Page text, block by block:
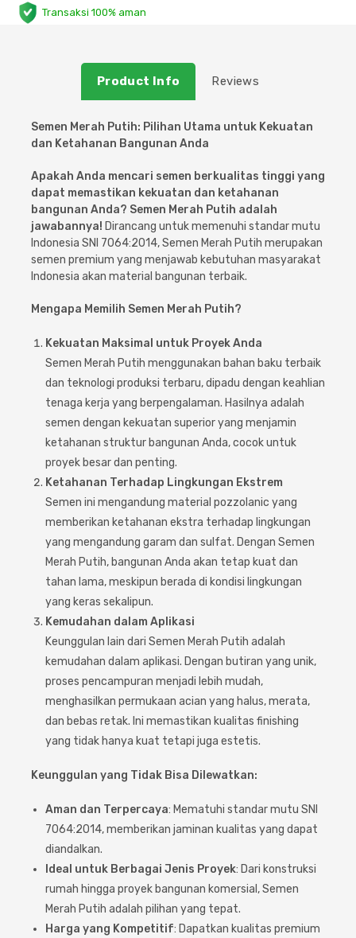
Sanitari & Aksesorisnya
Peralatan & Perkakas
Aksesoris Perabot
Scaffolding
Konstruksi
Cat dan Kimia
Saniter
Besi Profil & Plat
Besi Profil & Baja
Semen & Sejenisnya
Pompa dan Pipa
Transaksi 100% aman
Product Info Reviews
Semen Merah Putih: Pilihan Utama untuk Kekuatan
dan Ketahanan Bangunan Anda
Apakah Anda mencari semen berkualitas tinggi yang
dapat memastikan kekuatan dan ketahanan
bangunan Anda? Semen Merah Putih adalah
jawabannya! Dirancang untuk memenuhi standar mutu
Indonesia SNI 7064:2014, Semen Merah Putih merupakan
semen premium yang menjawab kebutuhan masyarakat
Indonesia akan material bangunan terbaik.
Mengapa Memilih Semen Merah Putih?
Kekuatan Maksimal untuk Proyek Anda
Semen Merah Putih menggunakan bahan baku terbaik
dan teknologi produksi terbaru, dipadu dengan keahlian
tenaga kerja yang berpengalaman. Hasilnya adalah
semen dengan kekuatan superior yang menjamin
ketahanan struktur bangunan Anda, cocok untuk
proyek besar dan penting.
Ketahanan Terhadap Lingkungan Ekstrem
Semen ini mengandung material pozzolanic yang
memberikan ketahanan ekstra terhadap lingkungan
yang mengandung garam dan sulfat. Dengan Semen
Merah Putih, bangunan Anda akan tetap kuat dan
tahan lama, meskipun berada di kondisi lingkungan
yang keras sekalipun.
Kemudahan dalam Aplikasi
Keunggulan lain dari Semen Merah Putih adalah
kemudahan dalam aplikasi. Dengan butiran yang unik,
proses pencampuran menjadi lebih mudah,
menghasilkan permukaan acian yang halus, merata,
dan bebas retak. Ini memastikan kualitas finishing
yang tidak hanya kuat tetapi juga estetis.
Keunggulan yang Tidak Bisa Dilewatkan:
Aman dan Terpercaya: Mematuhi standar mutu SNI
7064:2014, memberikan jaminan kualitas yang dapat
diandalkan.
Ideal untuk Berbagai Jenis Proyek: Dari konstruksi
rumah hingga proyek bangunan komersial, Semen
Merah Putih adalah pilihan yang tepat.
Harga yang Kompetitif: Dapatkan kualitas premium